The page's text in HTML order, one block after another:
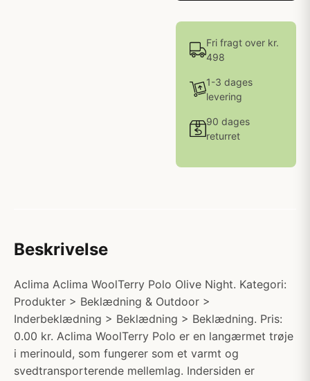
Fri fragt over kr.
498
1-3 dages
levering
90 dages
returret
Beskrivelse
Aclima Aclima WoolTerry Polo Olive Night. Kategori:
Produkter > Beklædning & Outdoor >
Inderbeklædning > Beklædning > Beklædning. Pris:
0.00 kr. Aclima WoolTerry Polo er en langærmet trøje
i merinould, som fungerer som et varmt og
svedtransporterende mellemlag. Indersiden er